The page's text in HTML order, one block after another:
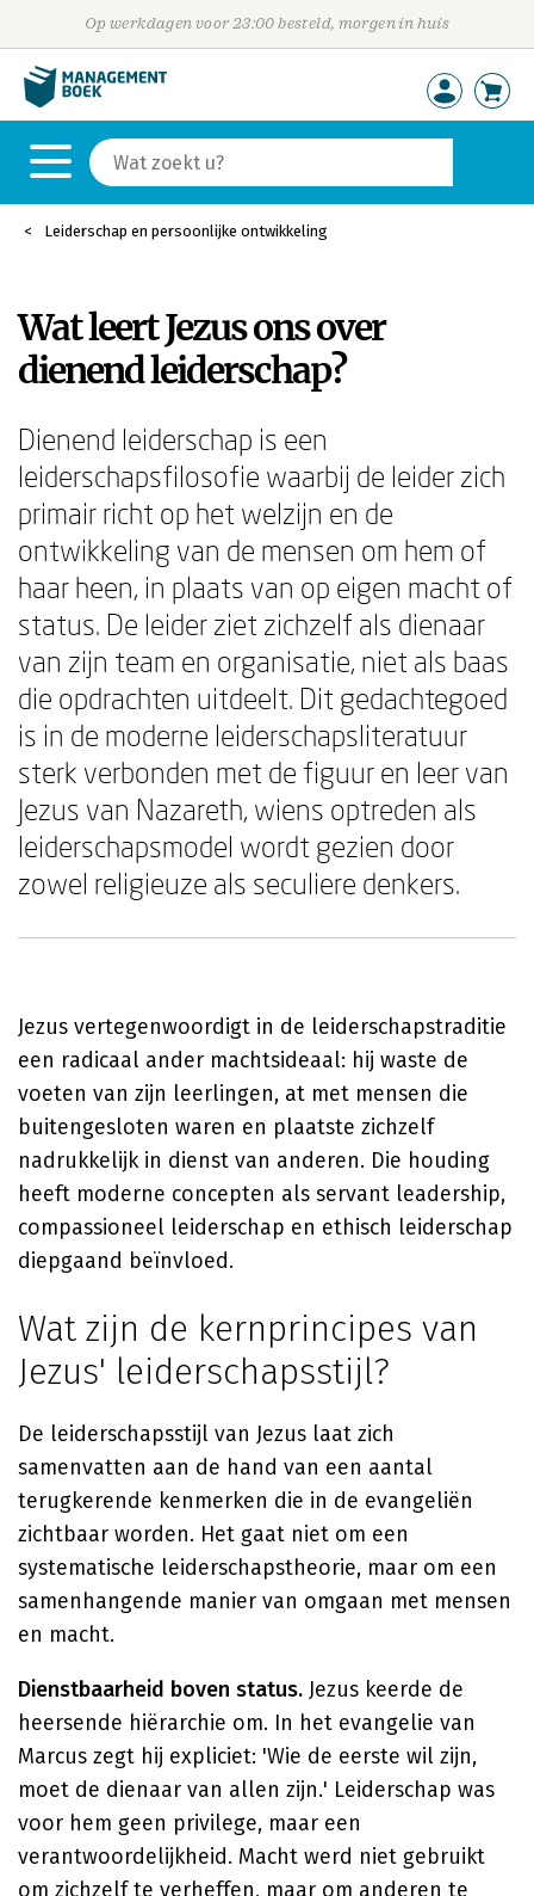
Op werkdagen voor 23:00 besteld, morgen in huis
Leiderschap en persoonlijke ontwikkeling
Wat leert Jezus ons over
dienend leiderschap?
Dienend leiderschap is een
leiderschapsfilosofie waarbij de leider zich
primair richt op het welzijn en de
ontwikkeling van de mensen om hem of
haar heen, in plaats van op eigen macht of
status. De leider ziet zichzelf als dienaar
van zijn team en organisatie, niet als baas
die opdrachten uitdeelt. Dit gedachtegoed
is in de moderne leiderschapsliteratuur
sterk verbonden met de figuur en leer van
Jezus van Nazareth, wiens optreden als
leiderschapsmodel wordt gezien door
zowel religieuze als seculiere denkers.
Jezus vertegenwoordigt in de leiderschapstraditie
een radicaal ander machtsideaal: hij waste de
voeten van zijn leerlingen, at met mensen die
buitengesloten waren en plaatste zichzelf
nadrukkelijk in dienst van anderen. Die houding
heeft moderne concepten als servant leadership,
compassioneel leiderschap en ethisch leiderschap
diepgaand beïnvloed.
Wat zijn de kernprincipes van
Jezus' leiderschapsstijl?
De leiderschapsstijl van Jezus laat zich
samenvatten aan de hand van een aantal
terugkerende kenmerken die in de evangeliën
zichtbaar worden. Het gaat niet om een
systematische leiderschapstheorie, maar om een
samenhangende manier van omgaan met mensen
en macht.
Dienstbaarheid boven status. Jezus keerde de
heersende hiërarchie om. In het evangelie van
Marcus zegt hij expliciet: 'Wie de eerste wil zijn,
moet de dienaar van allen zijn.' Leiderschap was
voor hem geen privilege, maar een
verantwoordelijkheid. Macht werd niet gebruikt
om zichzelf te verheffen, maar om anderen te